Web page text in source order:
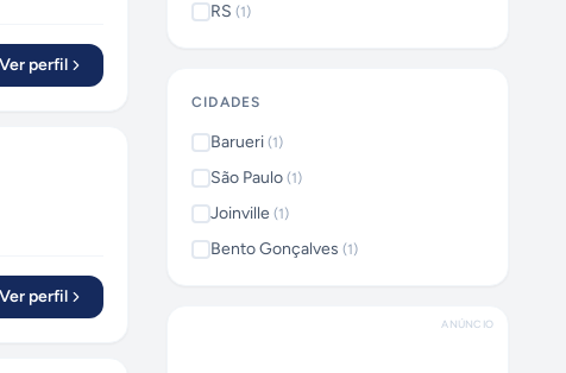
Ver perfil
Ver perfil
RS (1)
CIDADES
Barueri (1)
São Paulo (1)
Joinville (1)
Bento Gonçalves (1)
ANÚNCIO